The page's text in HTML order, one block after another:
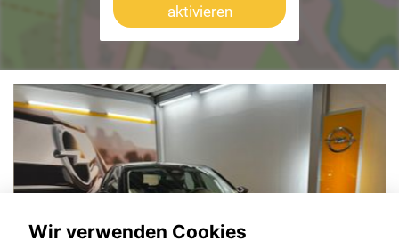
aktivieren
Wir verwenden Cookies